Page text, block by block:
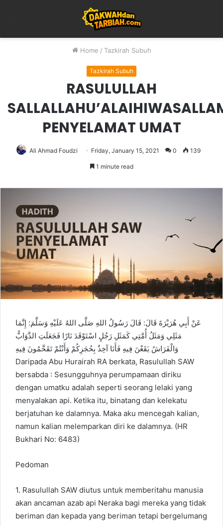
Home / Tazkirah Subuh
Tazkirah Subuh
RASULULLAH
PENYELAMAT UMAT
Ali Ahmad Foudzi Friday, January 15, 2021 0 139
1 minute read
عَنْ أَبِي هُرَيْرَةَ قَالَ: قَالَ رَسُولُ اللهِ صَلَّى اللهُ عَلَيْهِ وَسَلَّمَ: إِنَّمَا
مَثَلِي وَمَثَلُ أُمَّتِي كَمَثَلِ رَجُلٍ اسْتَوْقَدَ نَارًا فَجَعَلَتِ الدَّوَابُّ
وَالْفَرَاشُ يَقَعْنَ فِيهِ فَأَنَا آخِذٌ بِحُجَزِكُمْ وَأَنْتُمْ تَقَحَّمُونَ فِيهِ
Daripada Abu Hurairah RA berkata, Rasulullah SAW
bersabda : Sesungguhnya perumpamaan diriku
dengan umatku adalah seperti seorang lelaki yang
menyalakan api. Ketika itu, binatang dan kelekatu
berjatuhan ke dalamnya. Maka aku mencegah kalian,
namun kalian melemparkan diri ke dalamnya. (HR
Bukhari No: 6483)
Pedoman
1. Rasulullah SAW diutus untuk memberitahu manusia
akan ancaman azab api Neraka bagi mereka yang tidak
beriman dan kepada yang beriman tetapi bergelumang